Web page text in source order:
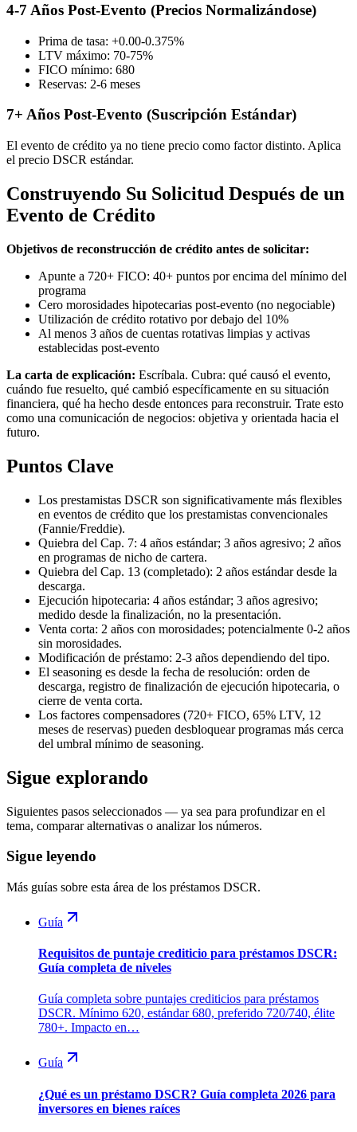
4-7 Años Post-Evento (Precios Normalizándose)
Prima de tasa: +0.00-0.375%
LTV máximo: 70-75%
FICO mínimo: 680
Reservas: 2-6 meses
7+ Años Post-Evento (Suscripción Estándar)
El evento de crédito ya no tiene precio como factor distinto. Aplica
el precio DSCR estándar.
Construyendo Su Solicitud Después de un
Evento de Crédito
Objetivos de reconstrucción de crédito antes de solicitar:
Apunte a 720+ FICO: 40+ puntos por encima del mínimo del
programa
Cero morosidades hipotecarias post-evento (no negociable)
Utilización de crédito rotativo por debajo del 10%
Al menos 3 años de cuentas rotativas limpias y activas
establecidas post-evento
La carta de explicación: Escríbala. Cubra: qué causó el evento,
cuándo fue resuelto, qué cambió específicamente en su situación
financiera, qué ha hecho desde entonces para reconstruir. Trate esto
como una comunicación de negocios: objetiva y orientada hacia el
futuro.
Puntos Clave
Los prestamistas DSCR son significativamente más flexibles
en eventos de crédito que los prestamistas convencionales
(Fannie/Freddie).
Quiebra del Cap. 7: 4 años estándar; 3 años agresivo; 2 años
en programas de nicho de cartera.
Quiebra del Cap. 13 (completado): 2 años estándar desde la
descarga.
Ejecución hipotecaria: 4 años estándar; 3 años agresivo;
medido desde la finalización, no la presentación.
Venta corta: 2 años con morosidades; potencialmente 0-2 años
sin morosidades.
Modificación de préstamo: 2-3 años dependiendo del tipo.
El seasoning es desde la fecha de resolución: orden de
descarga, registro de finalización de ejecución hipotecaria, o
cierre de venta corta.
Los factores compensadores (720+ FICO, 65% LTV, 12
meses de reservas) pueden desbloquear programas más cerca
del umbral mínimo de seasoning.
Sigue explorando
Siguientes pasos seleccionados — ya sea para profundizar en el
tema, comparar alternativas o analizar los números.
Sigue leyendo
Más guías sobre esta área de los préstamos DSCR.
Guía
Requisitos de puntaje crediticio para préstamos DSCR:
Guía completa de niveles
Guía completa sobre puntajes crediticios para préstamos
DSCR. Mínimo 620, estándar 680, preferido 720/740, élite
780+. Impacto en…
Guía
¿Qué es un préstamo DSCR? Guía completa 2026 para
inversores en bienes raíces